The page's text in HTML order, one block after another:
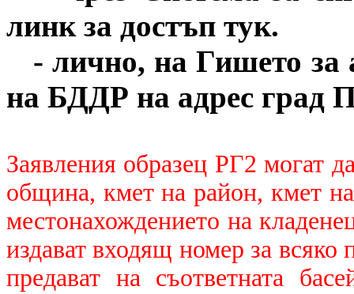
линк за достъп тук.
- лично, на Гишето за
на БДДР на адрес град
Заявления образец РГ2 могат
община, кмет на район, кмет
местонахождението на
издават входящ номер за всяко
предават на съответната